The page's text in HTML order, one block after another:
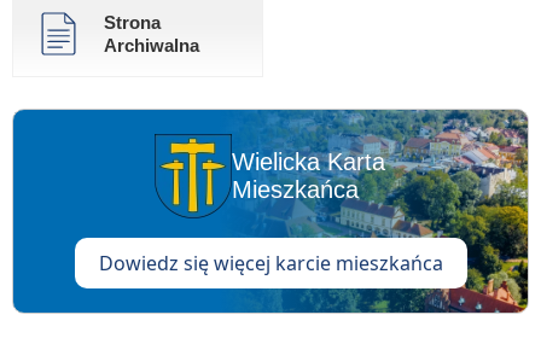
Strona
Archiwalna
Wielicka Karta
Mieszkańca
Dowiedz się więcej karcie mieszkańca